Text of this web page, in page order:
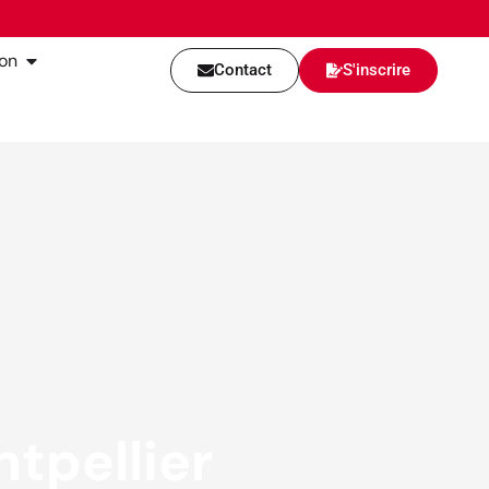
Contact S'inscrire